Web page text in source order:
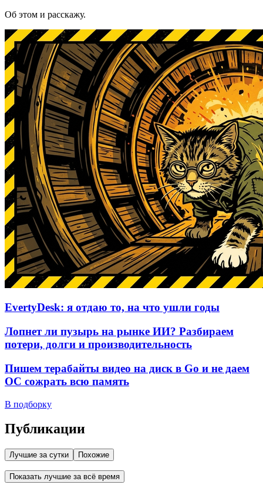
Об этом и расскажу.
EvertyDesk: я отдаю то, на что ушли годы
Лопнет ли пузырь на рынке ИИ? Разбираем
потери, долги и производительность
Пишем терабайты видео на диск в Go и не даем
ОС сожрать всю память
В подборку
Публикации
Лучшие за сутки Похожие
Показать лучшие за всё время